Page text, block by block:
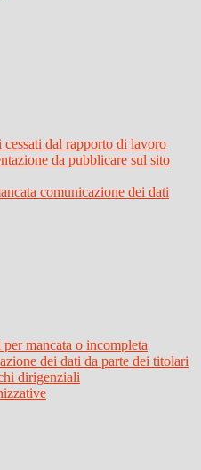
dal rapporto di lavoro
da pubblicare sul sito
comunicazione dei dati
per mancata o incompleta
dei dati da parte dei titolari
dirigenziali